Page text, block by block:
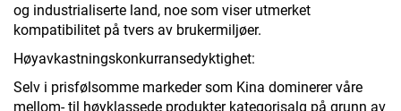
og industrialiserte land, noe som viser utmerket
kompatibilitet på tvers av brukermiljøer.
Høyavkastningskonkurransedyktighet:
Selv i prisfølsomme markeder som Kina dominerer våre
mellom- til høyklassede produkter kategorisalg på grunn av